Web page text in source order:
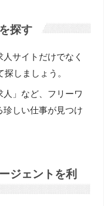
探す
サイトだけでなく
しましょう。
人」など、フリーワ
珍しい仕事が見つけ
ジェントを利